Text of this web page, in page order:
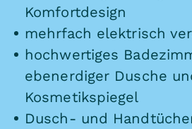
Komfortdesign
mehrfach elektrisch
hochwertiges
ebenerdiger Dusche
Kosmetikspiegel
Dusch- und